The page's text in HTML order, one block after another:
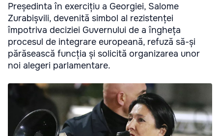
Președinta în exercițiu a Georgiei, Salome
Zurabișvili, devenită simbol al rezistenței
împotriva deciziei Guvernului de a îngheța
procesul de integrare europeană, refuză să-și
părăsească funcția și solicită organizarea unor
noi alegeri parlamentare.